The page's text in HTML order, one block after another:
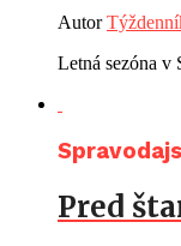
Autor
Letná sezóna v
Pred